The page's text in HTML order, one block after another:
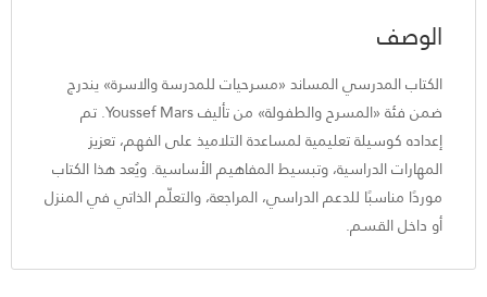
الوصف
الكتاب المدرسي المساند «مسرحيات للمدرسة والاسرة» يندرج
ضمن فئة «المسرح والطفولة» من تأليف Youssef Mars. تم
إعداده كوسيلة تعليمية لمساعدة التلاميذ على الفهم، تعزيز
المهارات الدراسية، وتبسيط المفاهيم الأساسية. ويُعد هذا الكتاب
موردًا مناسبًا للدعم الدراسي، المراجعة، والتعلّم الذاتي في المنزل
أو داخل القسم.